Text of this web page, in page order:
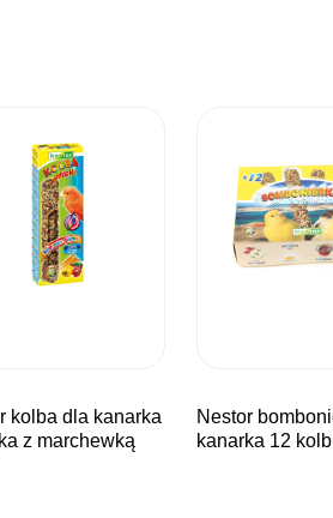
z marchewką
nestor bombonierka dla
kanarka 12 kolb